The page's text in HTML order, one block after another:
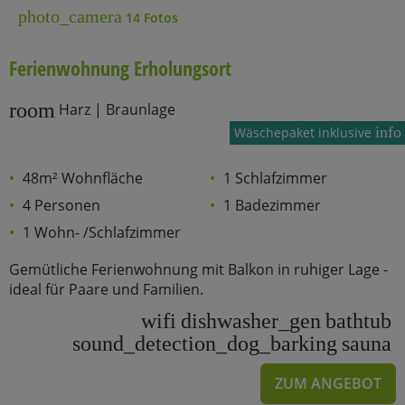
photo_camera 14 Fotos
Ferienwohnung Erholungsort
room Harz | Braunlage
Wäschepaket inklusiveinfo
48m² Wohnfläche
4 Personen
1 Wohn- /Schlafzimmer
1 Schlafzimmer
1 Badezimmer
Gemütliche Ferienwohnung mit Balkon in ruhiger Lage -
ideal für Paare und Familien.
wifi dishwasher_gen bathtub
sound_detection_dog_barking sauna
ZUM ANGEBOT